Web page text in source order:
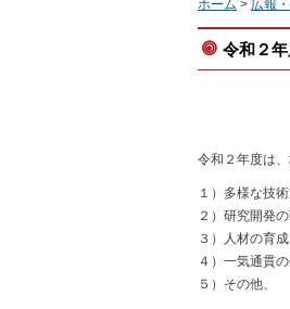
ホーム > 広報
令和２
◆
令和２年度は
１）多様な技術
２）研究開発
３）人材の育成
４）一気通貫の
５）その他、